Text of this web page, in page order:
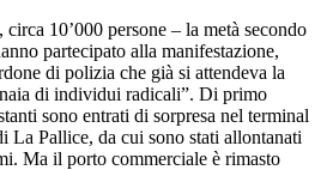
10’000 persone – la metà secondo
partecipato alla manifestazione,
di polizia che già si attendeva la
di individui radicali”. Di primo
sono entrati di sorpresa nel terminal
La Pallice, da cui sono stati allontanati
Ma il porto commerciale è rimasto